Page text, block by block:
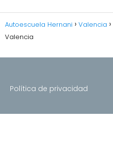
Autoescuela Hernani Valencia
Valencia
Política de privacidad